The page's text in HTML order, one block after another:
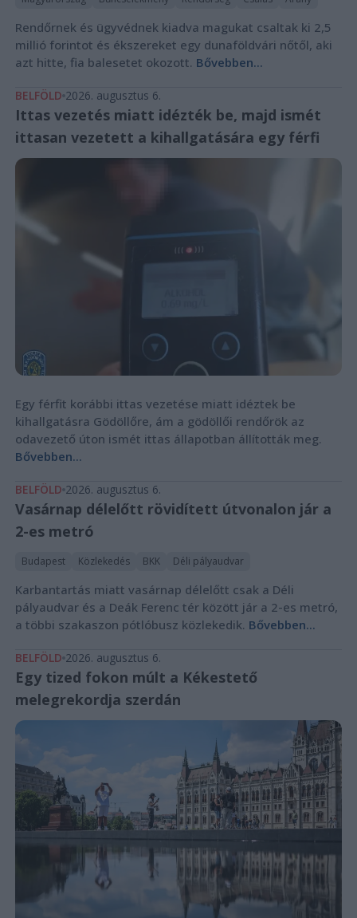
Rendőrnek és ügyvédnek kiadva magukat csaltak ki 2,5
millió forintot és ékszereket egy dunaföldvári nőtől, aki
azt hitte, fia balesetet okozott. Bővebben...
BELFÖLD 2026. augusztus 6.
Ittas vezetés miatt idézték be, majd ismét
ittasan vezetett a kihallgatására egy férfi
Egy férfit korábbi ittas vezetése miatt idéztek be
kihallgatásra Gödöllőre, ám a gödöllői rendőrök az
odavezető úton ismét ittas állapotban állították meg.
Bővebben...
BELFÖLD 2026. augusztus 6.
Vasárnap délelőtt rövidített útvonalon jár a
2-es metró
Budapest Közlekedés BKK Déli pályaudvar
Karbantartás miatt vasárnap délelőtt csak a Déli
pályaudvar és a Deák Ferenc tér között jár a 2-es metró,
a többi szakaszon pótlóbusz közlekedik. Bővebben...
BELFÖLD 2026. augusztus 6.
Egy tized fokon múlt a Kékestető
melegrekordja szerdán